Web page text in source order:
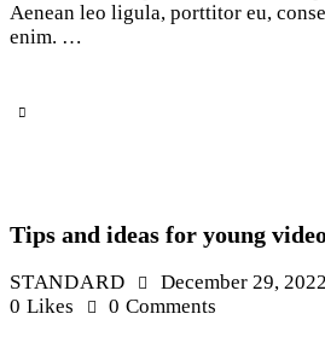
Aenean leo ligula, porttitor eu,
enim. …
Tips and ideas for young
STANDARD December 29, 2022
0 Likes 0 Comments